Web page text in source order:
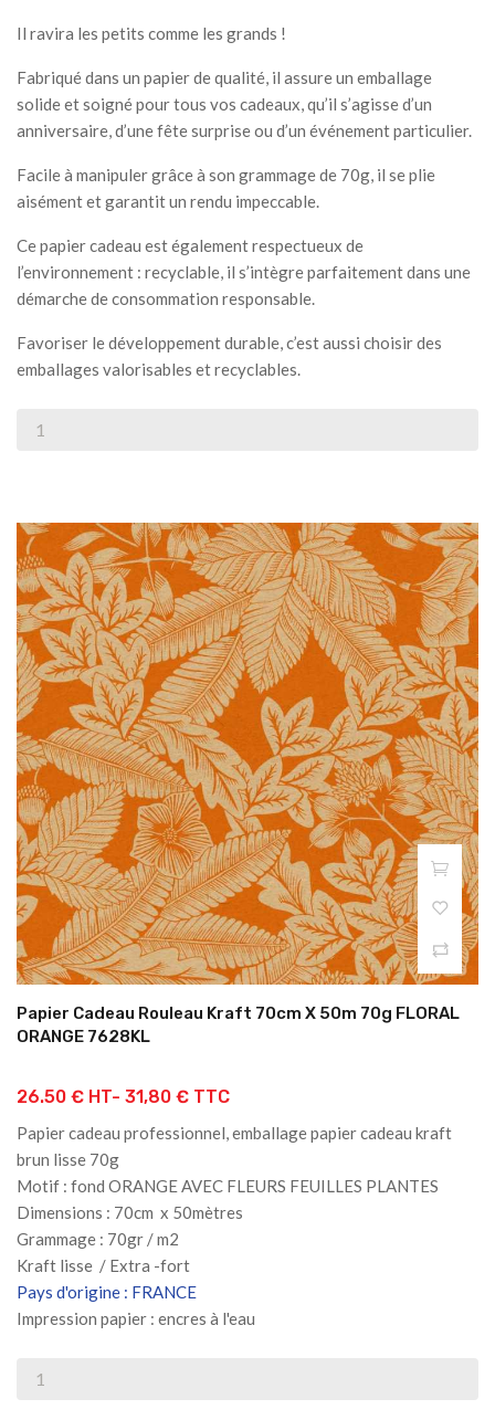
Il ravira les petits comme les grands !
Fabriqué dans un papier de qualité, il assure un emballage
solide et soigné pour tous vos cadeaux, qu’il s’agisse d’un
anniversaire, d’une fête surprise ou d’un événement particulier.
Facile à manipuler grâce à son grammage de 70g, il se plie
aisément et garantit un rendu impeccable.
Ce papier cadeau est également respectueux de
l’environnement : recyclable, il s’intègre parfaitement dans une
démarche de consommation responsable.
Favoriser le développement durable, c’est aussi choisir des
emballages valorisables et recyclables.
Papier Cadeau Rouleau Kraft 70cm X 50m 70g FLORAL
ORANGE 7628KL
26.50 € HT- 31,80 € TTC
Papier cadeau professionnel, emballage papier cadeau kraft
brun lisse 70g
Motif : fond ORANGE AVEC FLEURS FEUILLES PLANTES
Dimensions : 70cm x 50mètres
Grammage : 70gr / m2
Kraft lisse / Extra -fort
Pays d'origine : FRANCE
Impression papier : encres à l'eau